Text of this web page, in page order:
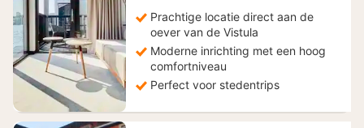
Prachtige locatie direct aan de
oever van de Vistula
Moderne inrichting met een hoog
comfortniveau
Perfect voor stedentrips